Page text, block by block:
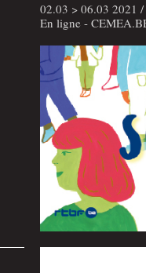
02.03 > 06.03 2021 /
En ligne -